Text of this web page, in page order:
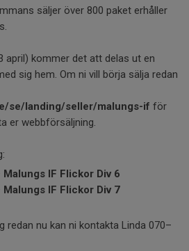
säljer över 800 paket erhåller
april) kommer det att delas ut en
sig hem. Om ni vill börja sälja redan
se/landing/seller/malungs-if för
er webbförsäljning.
Malungs IF Flickor Div 6
Malungs IF Flickor Div 7
redan nu kan ni kontakta Linda 070–